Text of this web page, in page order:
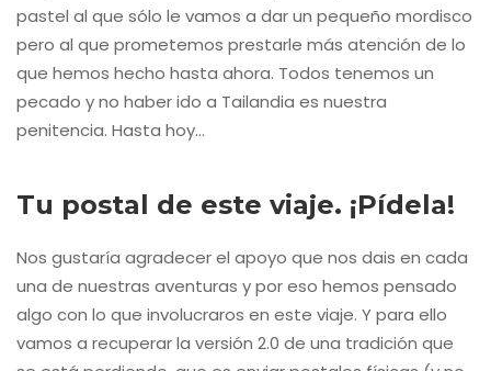
pastel al que sólo le vamos a dar un pequeño mordisco
pero al que prometemos prestarle más atención de lo
que hemos hecho hasta ahora. Todos tenemos un
pecado y no haber ido a Tailandia es nuestra
penitencia. Hasta hoy…
Tu postal de este viaje. ¡Pídela!
Nos gustaría agradecer el apoyo que nos dais en cada
una de nuestras aventuras y por eso hemos pensado
algo con lo que involucraros en este viaje. Y para ello
vamos a recuperar la versión 2.0 de una tradición que